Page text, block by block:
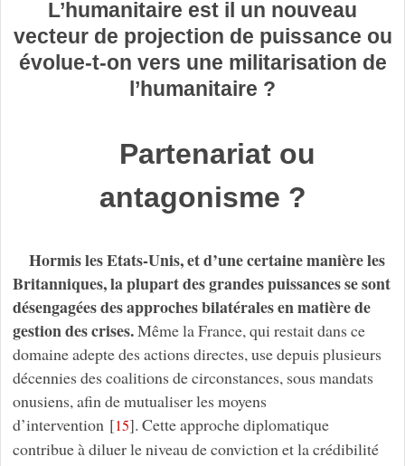
L’humanitaire est il un nouveau
vecteur de projection de puissance ou
évolue-t-on vers une militarisation de
l’humanitaire ?
Partenariat ou
antagonisme ?
Hormis les Etats-Unis, et d’une certaine manière les
Britanniques, la plupart des grandes puissances se sont
désengagées des approches bilatérales en matière de
gestion des crises.Même la France, qui restait dans ce
domaine adepte des actions directes, use depuis plusieurs
décennies des coalitions de circonstances, sous mandats
onusiens, afin de mutualiser les moyens
d’intervention[15]. Cette approche diplomatique
contribue à diluer le niveau de conviction et la crédibilité